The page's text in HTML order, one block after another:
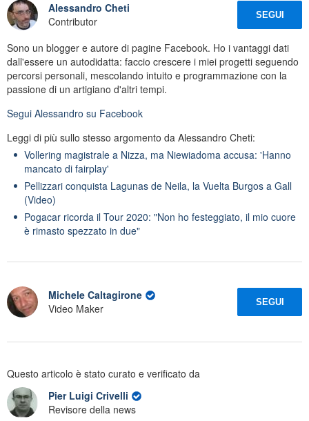
Alessandro Cheti
Contributor
SEGUI
Sono un blogger e autore di pagine Facebook. Ho i vantaggi dati
dall'essere un autodidatta: faccio crescere i miei progetti seguendo
percorsi personali, mescolando intuito e programmazione con la
passione di un artigiano d'altri tempi.
Segui Alessandro su Facebook
Leggi di più sullo stesso argomento da Alessandro Cheti:
Vollering magistrale a Nizza, ma Niewiadoma accusa: 'Hanno
mancato di fairplay'
Pellizzari conquista Lagunas de Neila, la Vuelta Burgos a Gall
(Video)
Pogacar ricorda il Tour 2020: "Non ho festeggiato, il mio cuore
è rimasto spezzato in due"
Michele Caltagirone
Video Maker
SEGUI
Questo articolo è stato curato e verificato da
Pier Luigi Crivelli
Revisore della news